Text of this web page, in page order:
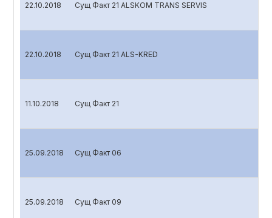
22.10.2018 Сущ Факт 21 ALSKOM TRANS SERVIS
22.10.2018 Сущ Факт 21 ALS-KRED
11.10.2018 Сущ Факт 21
25.09.2018 Сущ Факт 06
25.09.2018 Сущ Факт 09